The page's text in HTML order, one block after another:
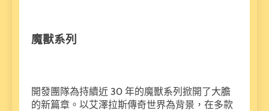
魔獸系列
開發團隊為持續近 30 年的魔獸系列掀開了大膽
的新篇章。以艾澤拉斯傳奇世界為背景，在多款